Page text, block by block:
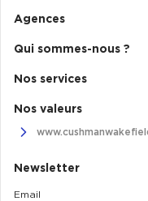
Entrepôts logistique
Entrepôts XXL
Location de
Location de
Location de
Agences
Qui sommes-nous ?
Nos services
Nos valeurs
Newsletter
Email